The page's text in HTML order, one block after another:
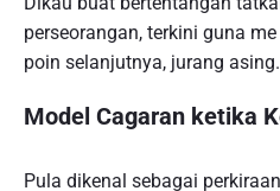
perseorangan, terkini guna
poin selanjutnya, jurang asing.
Model Cagaran ketika
Pula dikenal sebagai